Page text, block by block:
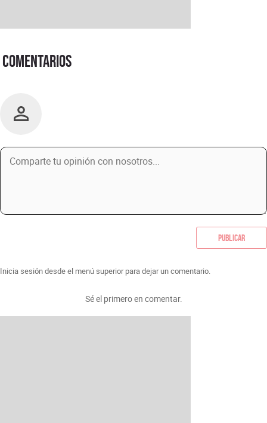
Comentarios
Publicar
Inicia sesión desde el menú superior para dejar un comentario.
Sé el primero en comentar.